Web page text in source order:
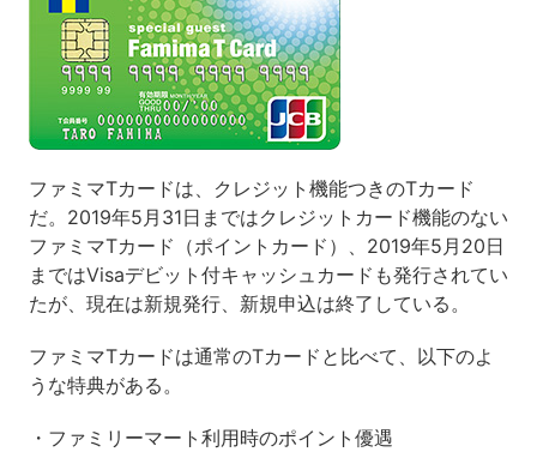
ファミマTカードは、クレジット機能つきのTカード
だ。2019年5月31日まではクレジットカード機能のない
ファミマTカード（ポイントカード）、2019年5月20日
まではVisaデビット付キャッシュカードも発行されてい
たが、現在は新規発行、新規申込は終了している。
ファミマTカードは通常のTカードと比べて、以下のよ
うな特典がある。
・ファミリーマート利用時のポイント優遇